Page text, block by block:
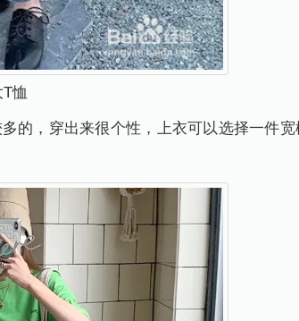
恤
的，穿出来很个性，上衣可以选择一件